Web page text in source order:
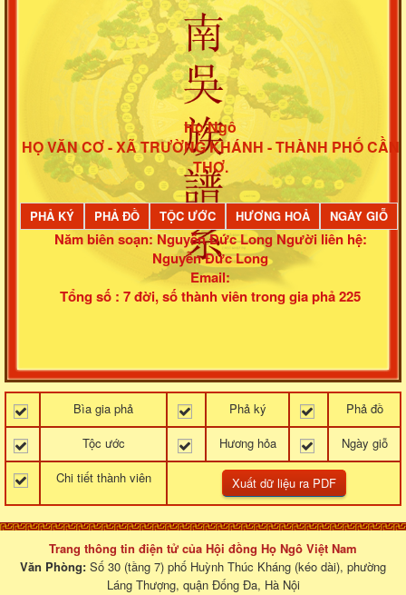
Họ Ngô
HỌ VĂN CƠ - XÃ TRƯỜNG KHÁNH - THÀNH PHỐ CẦN
THƠ.
PHẢ KÝ PHẢ ĐỒ TỘC ƯỚC HƯƠNG HOẢ NGÀY GIỖ
Năm biên soạn: Nguyễn Đức Long Người liên hệ:
Nguyễn Đức Long
Email:
Tổng số : 7 đời, số thành viên trong gia phả 225
Bìa gia phả Phả ký
Phả đồ
Tộc ước
Hương hỏa
Ngày giỗ
Chi tiết thành viên
Trang thông tin điện tử của Hội đồng Họ Ngô Việt Nam
Văn Phòng: Số 30 (tầng 7) phố Huỳnh Thúc Kháng (kéo dài), phường
Láng Thượng, quận Đống Đa, Hà Nội